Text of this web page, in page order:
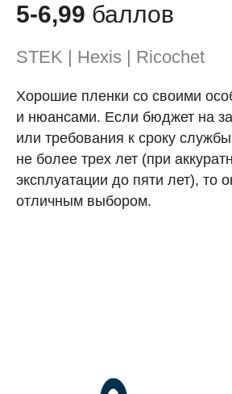
5-6,99 баллов
STEK | Hexis | Ricochet
Хорошие пленки со своими
и нюансами. Если бюджет на
или требования к сроку
не более трех лет (при
эксплуатации до пяти лет), то
отличным выбором.